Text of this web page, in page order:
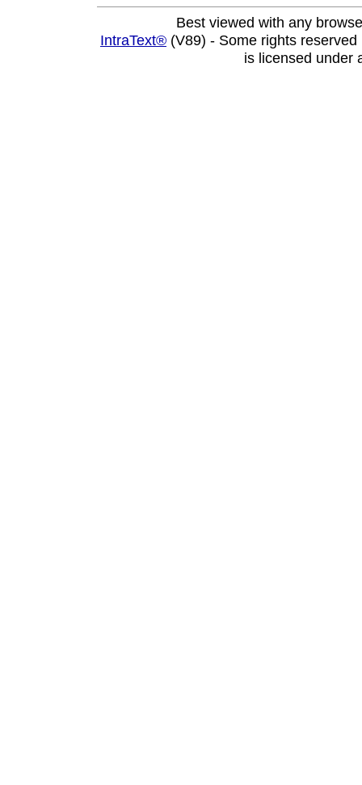
Best viewed with any
IntraText® (V89) - Some rights
is licensed under